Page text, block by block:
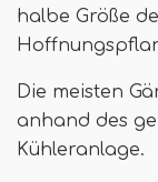
halbe Größe
Die meisten
anhand des
Kühleranlage.